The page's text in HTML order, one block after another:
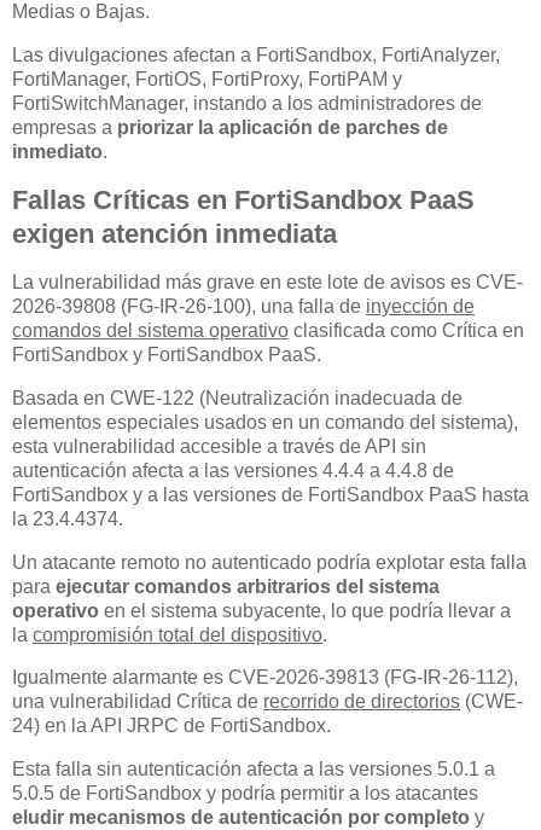
Medias o Bajas.
Las divulgaciones afectan a FortiSandbox, FortiAnalyzer,
FortiManager, FortiOS, FortiProxy, FortiPAM y
FortiSwitchManager, instando a los administradores de
empresas a priorizar la aplicación de parches de
inmediato.
Fallas Críticas en FortiSandbox PaaS
exigen atención inmediata
La vulnerabilidad más grave en este lote de avisos es CVE-
2026-39808 (FG-IR-26-100), una falla de inyección de
comandos del sistema operativo clasificada como Crítica en
FortiSandbox y FortiSandbox PaaS.
Basada en CWE-122 (Neutralización inadecuada de
elementos especiales usados en un comando del sistema),
esta vulnerabilidad accesible a través de API sin
autenticación afecta a las versiones 4.4.4 a 4.4.8 de
FortiSandbox y a las versiones de FortiSandbox PaaS hasta
la 23.4.4374.
Un atacante remoto no autenticado podría explotar esta falla
para ejecutar comandos arbitrarios del sistema
operativo en el sistema subyacente, lo que podría llevar a
la compromisión total del dispositivo.
Igualmente alarmante es CVE-2026-39813 (FG-IR-26-112),
una vulnerabilidad Crítica de recorrido de directorios (CWE-
24) en la API JRPC de FortiSandbox.
Esta falla sin autenticación afecta a las versiones 5.0.1 a
5.0.5 de FortiSandbox y podría permitir a los atacantes
eludir mecanismos de autenticación por completo y